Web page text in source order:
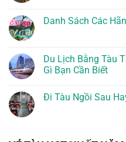
Danh Sách Các
Du Lịch Bằng Tàu
Gì Bạn Cần Biết
Đi Tàu Ngồi Sau